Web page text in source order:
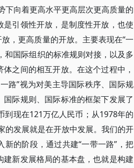
下向着更高水平更高层次更高质量的
引领性开放，是制度性开放，也使
，更高质量的开放。主要表现在“一
和国际组织的标准规则对接，以及多
之间的相互开放。在这个过程中，
路”视为对美主导国际秩序、国际规
际规则、国际标准的框架下发展了
到现在121万亿人民币；从1978年的
的发展就是在开放中发展。我们的开
的阶段，通过共建“一带一路”，把
新发展格局的基本盘，也就是构建